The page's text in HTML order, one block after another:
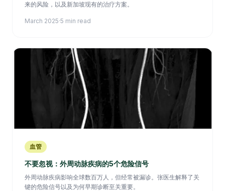
来的风险，以及新加坡现有的治疗方案。
March 2025·5 min read
血管
不要忽视：外周动脉疾病的5个危险信号
外周动脉疾病影响全球数百万人，但经常被漏诊。张医生解释了关
键的危险信号以及为何早期诊断至关重要。